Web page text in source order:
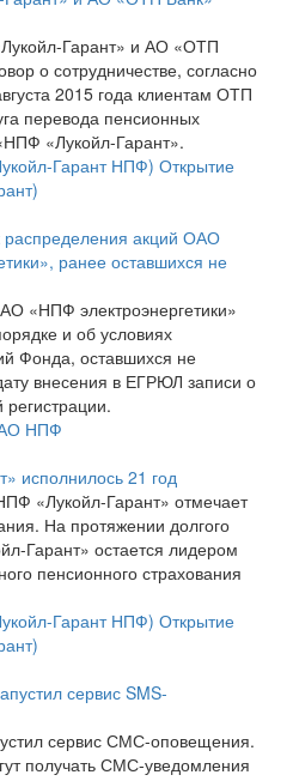
Гарант» и АО «ОТП
о сотрудничестве, согласно
2015 года клиентам ОТП
перевода пенсионных
«Лукойл-Гарант».
Гарант НПФ) Открытие
акций ОАО
ранее оставшихся не
«НПФ электроэнергетики»
и об условиях
Фонда, оставшихся не
внесения в ЕГРЮЛ записи о
регистрации.
АО НПФ
исполнилось 21 год
«Лукойл-Гарант» отмечает
На протяжении долгого
Гарант» остается лидером
пенсионного страхования
Гарант НПФ) Открытие
сервис SMS-
сервис СМС-оповещения.
получать СМС-уведомления